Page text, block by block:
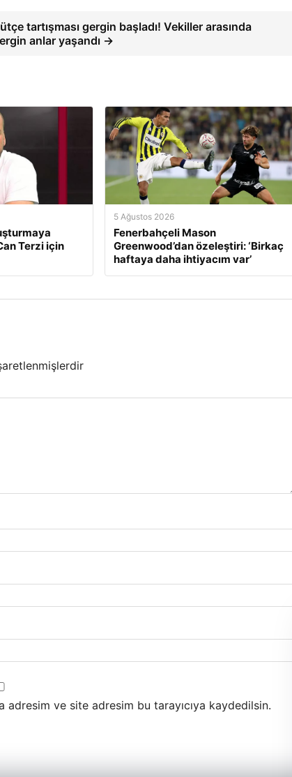
tartışması gergin başladı! Vekiller arasında
anlar yaşandı →
Terzi için
5 Ağustos 2026
Fenerbahçeli Mason
Greenwood’dan özeleştiri: ‘Birkaç
haftaya daha ihtiyacım var’
adresim ve site adresim bu tarayıcıya kaydedilsin.